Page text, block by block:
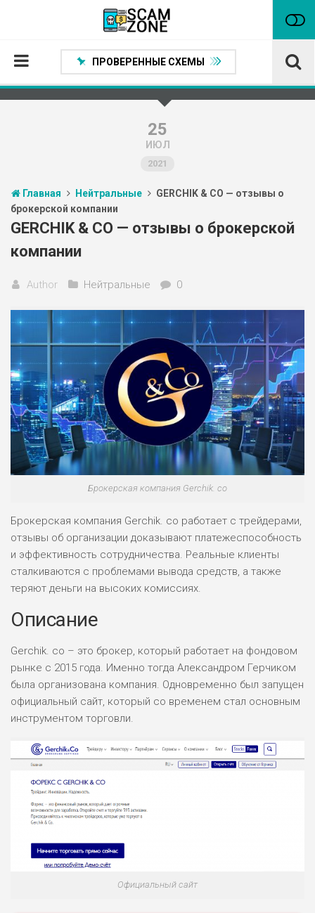
Проверенные способы заработка
Статьи
Партнеры
ПРОВЕРЕННЫЕ СХЕМЫ
25
ИЮЛ
2021
Главная Нейтральные
GERCHIK & CO — отзывы о
брокерской компании
GERCHIK & CO — отзывы о брокерской
компании
Author Нейтральные 0
Брокерская компания Gerchik. co
Брокерская компания Gerchik. co работает с трейдерами,
отзывы об организации доказывают платежеспособность
и эффективность сотрудничества. Реальные клиенты
сталкиваются с проблемами вывода средств, а также
теряют деньги на высоких комиссиях.
Описание
Gerchik. co – это брокер, который работает на фондовом
рынке с 2015 года. Именно тогда Александром Герчиком
была организована компания. Одновременно был запущен
официальный сайт, который со временем стал основным
инструментом торговли.
Официальный сайт